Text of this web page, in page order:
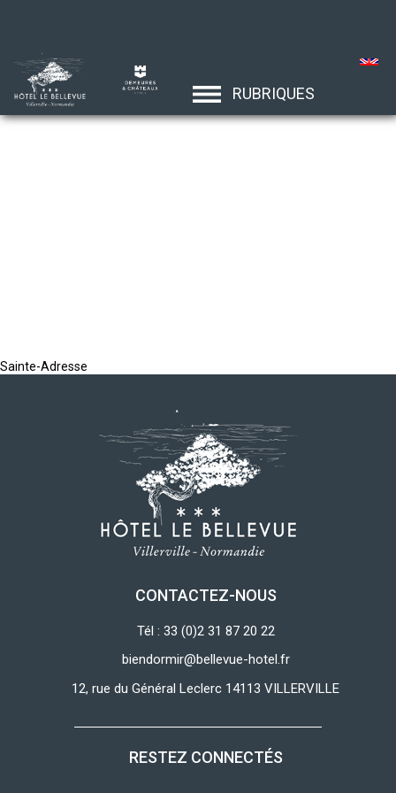
RUBRIQUES
Sainte-Adresse
CONTACTEZ-NOUS
Tél : 33 (0)2 31 87 20 22
biendormir@bellevue-hotel.fr
12, rue du Général Leclerc 14113 VILLERVILLE
RESTEZ CONNECTÉS